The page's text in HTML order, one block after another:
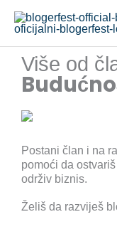
Пређи
садржај
Više od
Postani član i na
pomoći da
održiv biznis.
Želiš da razviješ